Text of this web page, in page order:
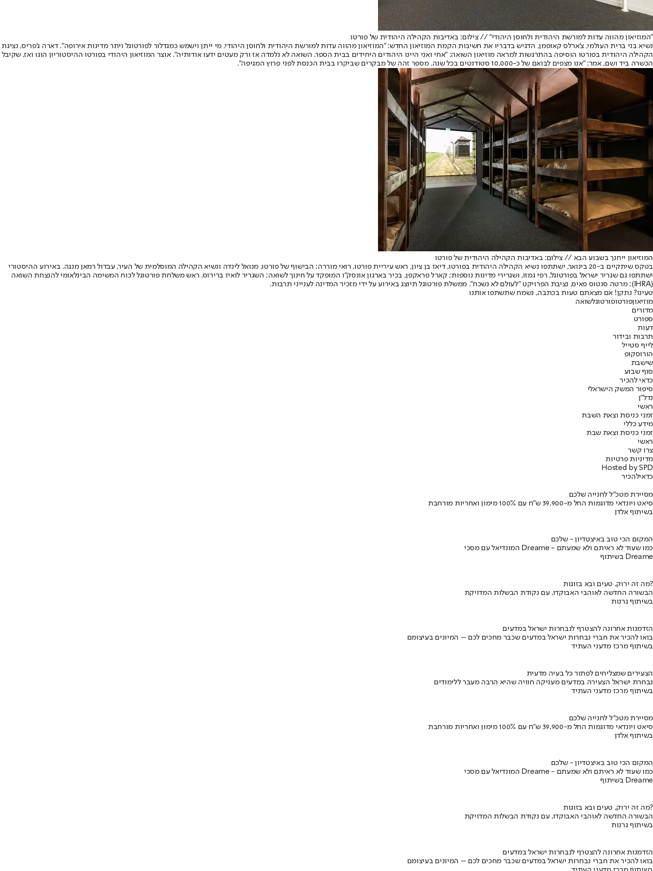
"המוזיאון מהווה עדות למורשת היהודית ולחוסן היהודי" // צילום: באדיבות הקהילה היהודית של פורטו
נשיא בני ברית העולמי, צ'ארלס קאופמן, הדגיש בדבריו את חשיבות הקמת המוזיאון החדש: "המוזיאון מהווה עדות למורשת היהודית ולחוסן היהודי. מי ייתן וישמש כמגדלור לפורטוגל ויתר מדינות אירופה". דארה ג'פריס, נציגת
הקהילה היהודית בפורטו הוסיפה בהתרגשות למראה מוזיאון השואה: "אחי ואני היינו היהודים היחידים בבית הספר. השואה לא נלמדה אז ורק מעטים ידעו אודותיה". אוצר המוזיאון היהודי בפורטו ההיסטוריון הוגו ואז, שקיבל
הכשרה ביד ושם, אמר: "אנו מצפים לבואם של כ-10,000 סטודנטים בכל שנה. מספר זהה של מבקרים שביקרו בבית הכנסת לפני פרוץ המגיפה".
המוזיאון ייחנך בשבוע הבא // צילום: באדיבות הקהילה היהודית של פורטו
בטקס שיתקיים ב-20 בינואר, ישתתפו נשיא הקהילה היהודית בפורטו, דיאז בן ציון, ראש עיריית פורטו, רואי מוררה; הבישוף של פורטו, מנואל לינדה ונשיא הקהילה המוסלמית של העיר, עבדול רמאן מנגה. באירוע ההיסטורי
ישתתפו גם שגריר ישראל בפורטוגל, רפי גמזו, ושגרירי מדינות נוספות; קארל פראקפן, בכיר בארגון אונסק"ו המופקד על חינוך לשואה; השגריר לואיז ברירוס, ראש משלחת פורטוגל לכוח המשימה הבינלאומי להנצחת השואה
(IHRA); מרטה סנטוס פאיס, נציבת הפרויקט "לעולם לא נשכח". ממשלת פורטוגל תיוצג באירוע על ידי מזכיר המדינה לענייני תרבות.
טעינו? נתקן! אם מצאתם טעות בכתבה, נשמח שתשתפו אותנו
מוזיאוןפורטופורטוגלשואה
מדורים
ספורט
דעות
תרבות ובידור
לייף סטייל
הורוסקופ
שישבת
סוף שבוע
כדאי להכיר
סיפור המשק הישראלי
נדל"ן
ראשי
זמני כניסת וצאת השבת
מידע כללי
זמני כניסת וצאת שבת
ראשי
צרו קשר
מדיניות פרטיות
Hosted by SPD
כדאילהכיר
מסיירת מטכ"ל לחנייה שלכם
סיאט ויונדאי מדוגמות החל מ-39,900 ש״ח עם 100% מימון ואחריות מורחבת
בשיתוף אלדן
המקום הכי טוב באיצטדיון - שלכם
המונדיאל עם מסכי Dreame - כמו שעוד לא ראיתם ולא שמעתם
בשיתוף Dreame
מה זה ירוק, טעים ובא בזוגות?
הבשורה החדשה לאוהבי האבוקדו, עם נקודת הבשלות המדויקת
בשיתוף גרנות
הזדמנות אחרונה להצטרף לנבחרות ישראל במדעים
בואו להכיר את חברי נבחרות ישראל במדעים שכבר מחכים לכם – המיונים בעיצומם
בשיתוף מרכז מדעני העתיד
הצעירים שמצליחים לפתור כל בעיה מדעית
נבחרת ישראל הצעירה במדעים מעניקה חוויה שהיא הרבה מעבר ללימודים
בשיתוף מרכז מדעני העתיד
מסיירת מטכ"ל לחנייה שלכם
סיאט ויונדאי מדוגמות החל מ-39,900 ש״ח עם 100% מימון ואחריות מורחבת
בשיתוף אלדן
המקום הכי טוב באיצטדיון - שלכם
המונדיאל עם מסכי Dreame - כמו שעוד לא ראיתם ולא שמעתם
בשיתוף Dreame
מה זה ירוק, טעים ובא בזוגות?
הבשורה החדשה לאוהבי האבוקדו, עם נקודת הבשלות המדויקת
בשיתוף גרנות
הזדמנות אחרונה להצטרף לנבחרות ישראל במדעים
בואו להכיר את חברי נבחרות ישראל במדעים שכבר מחכים לכם – המיונים בעיצומם